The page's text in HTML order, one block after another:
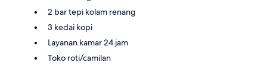
2 bar tepi kolam renang
3 kedai kopi
Layanan kamar 24 jam
Toko roti/camilan